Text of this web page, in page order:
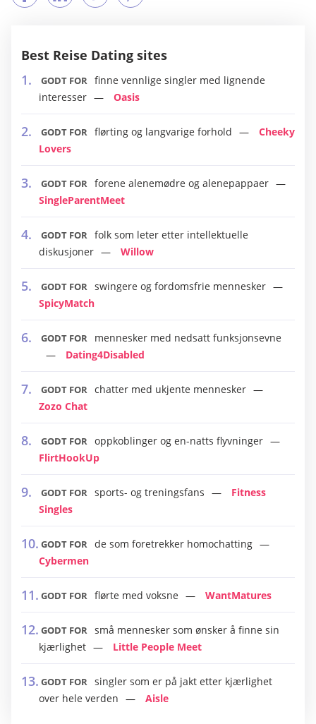
Best Reise Dating sites
GODT FOR finne vennlige singler med lignende
interesser
Oasis
GODT FOR flørting og langvarige forhold
Cheeky
Lovers
GODT FOR forene alenemødre og alenepappaer
SingleParentMeet
GODT FOR folk som leter etter intellektuelle
diskusjoner
Willow
GODT FOR swingere og fordomsfrie mennesker
SpicyMatch
GODT FOR
mennesker med nedsatt funksjonsevne
Dating4Disabled
GODT FOR chatter med ukjente mennesker
Zozo Chat
GODT FOR oppkoblinger og en-natts flyvninger
FlirtHookUp
GODT FOR sports- og treningsfans
Fitness
Singles
GODT FOR de som foretrekker homochatting
Cybermen
GODT FOR flørte med voksne WantMatures
GODT FOR små mennesker som ønsker å finne sin
kjærlighet
Little People Meet
GODT FOR singler som er på jakt etter kjærlighet
over hele verden
Aisle